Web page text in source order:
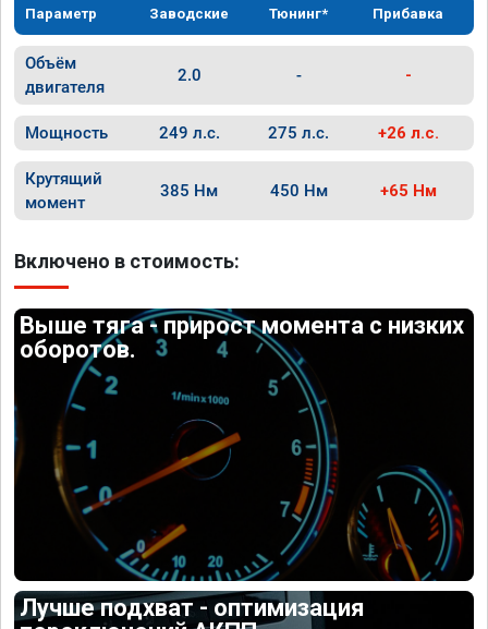
Параметр Заводские Тюнинг* Прибавка
Объём
двигателя
2.0 - -
Мощность 249 л.с. 275 л.с. +26 л.с.
Крутящий
момент
385 Нм 450 Нм +65 Нм
Включено в стоимость:
Выше тяга - прирост момента с низких
оборотов.
Лучше подхват - оптимизация